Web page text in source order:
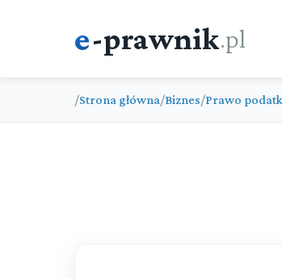
e-prawnik.pl
/Strona główna/Biznes/Prawo